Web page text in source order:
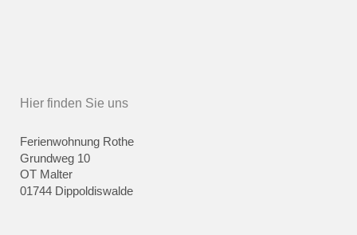
Hier finden Sie uns
Ferienwohnung Rothe
Grundweg 10
OT Malter
01744 Dippoldiswalde